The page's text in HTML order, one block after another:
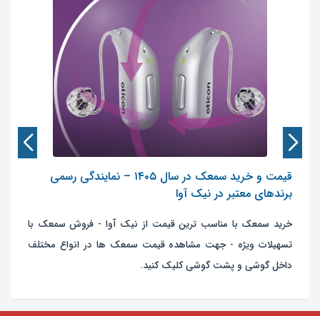
قیمت و خرید سمعک در سال ۱۴۰۵ – نمایندگی رسمی
برندهای معتبر در نیک آوا
خرید سمعک با مناسب ترین قیمت از نیک آوا - فروش سمعک با
تسهیلات ویژه - جهت مشاهده قیمت سمعک ها در انواع مختلف
داخل گوشی و پشت گوشی کلیک کنید.